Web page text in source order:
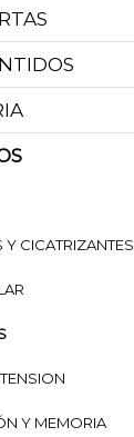
CICATRIZANTES
Y MEMORIA